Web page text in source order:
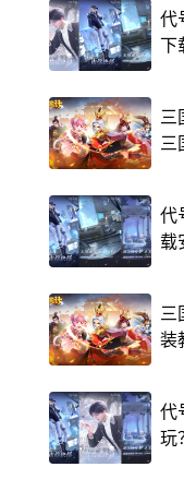
代
下
三
三
代
载
三
装
代
玩